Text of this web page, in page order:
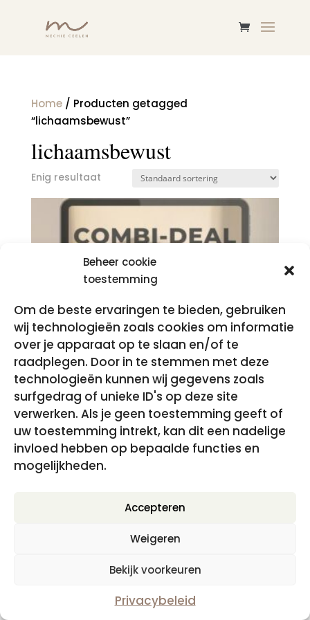
Beheer cookie
toestemming
Om de beste ervaringen te bieden, gebruiken
wij technologieën zoals cookies om informatie
over je apparaat op te slaan en/of te
raadplegen. Door in te stemmen met deze
technologieën kunnen wij gegevens zoals
surfgedrag of unieke ID's op deze site
verwerken. Als je geen toestemming geeft of
uw toestemming intrekt, kan dit een nadelige
invloed hebben op bepaalde functies en
mogelijkheden.
Accepteren
Weigeren
Bekijk voorkeuren
Privacybeleid
Home/ Producten getagged
“lichaamsbewust”
lichaamsbewust
Enig resultaat
Terug naar jezelf – eGuide & Hypnomeditatie
Disclaimer, Privacy- en cookiebeleid
Voorwaarden